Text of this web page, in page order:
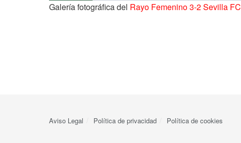
Galería fotográfica del Rayo Femenino 3-2 Sevilla FC
Aviso Legal Política de privacidad Política de cookies